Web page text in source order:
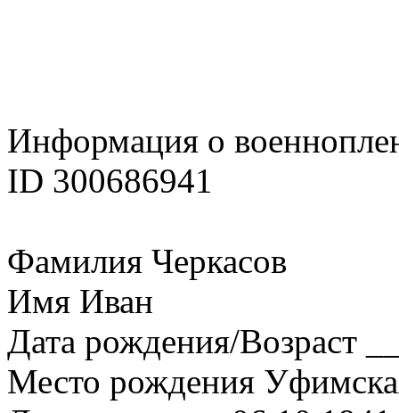
Информация о
ID 300686941
Фамилия Черкасов
Имя Иван
Дата рождения/Возраст
Место рождения